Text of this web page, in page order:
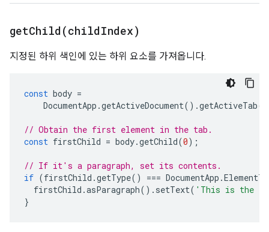
getChild(childIndex)
지정된 하위 색인에 있는 하위 요소를 가져옵니다.
const body =
DocumentApp .getActiveDocument().getActiveTab
// Obtain the first element in the tab.
const firstChild = body.getChild(0);
// If it's a paragraph, set its contents.
if (firstChild .getType() === DocumentApp .
firstChild .asParagraph(). setText( 'This is the
}